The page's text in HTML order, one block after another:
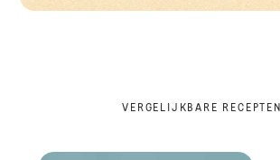
VERGELIJKBARE RECEPTEN